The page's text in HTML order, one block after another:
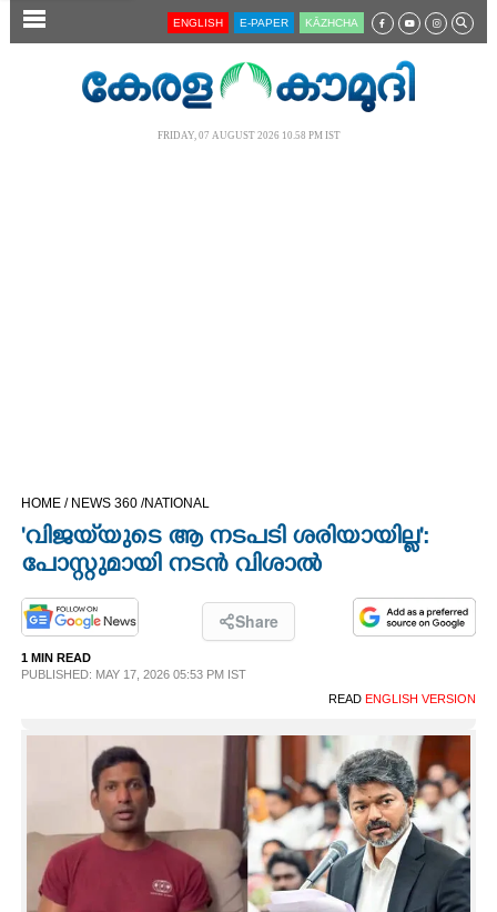
SECTIONS
OPINION
SPIRITUAL
INFO+
ART
ENGLISH E-PAPER KĀZHCHA
FRIDAY, 07 AUGUST 2026 10.58 PM IST
HOME / NEWS 360 /NATIONAL
'വിജയ്‌യുടെ ആ നടപടി ശരിയായില്ല':
പോസ്റ്റുമായി നടൻ വിശാൽ
Share
1 MIN READ
PUBLISHED: MAY 17, 2026 05:53 PM IST
READ ENGLISH VERSION